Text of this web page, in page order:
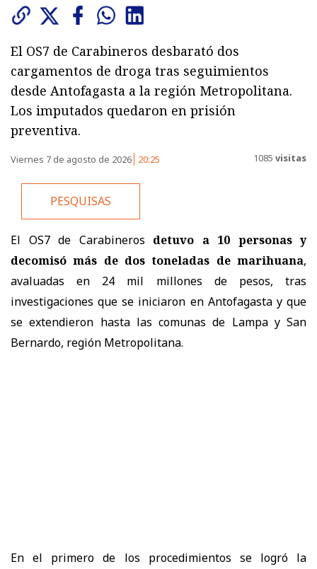
El OS7 de Carabineros desbarató dos
cargamentos de droga tras seguimientos
desde Antofagasta a la región Metropolitana.
Los imputados quedaron en prisión
preventiva.
Viernes 7 de agosto de 2026 20:25 1085 visitas
PESQUISAS
El OS7 de Carabineros detuvo a 10 personas y
decomisó más de dos toneladas de marihuana,
avaluadas en 24 mil millones de pesos, tras
investigaciones que se iniciaron en Antofagasta y que
se extendieron hasta las comunas de Lampa y San
Bernardo, región Metropolitana.
En el primero de los procedimientos se logró la